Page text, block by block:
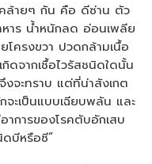
คล้ายๆ กัน คือ ดีซ่าน ตัว
หาร น้ำหนักลด อ่อนเพลีย
ครงขวา ปวดกล้ามเนื้อ
ดจากเชื้อไวรัสชนิดใดนั้น
จะทราบ แต่ที่น่าสังเกต
ะเป็นแบบเฉียบพลัน และ
าการของโรคตับอักเสบ
ดบีหรือซี”